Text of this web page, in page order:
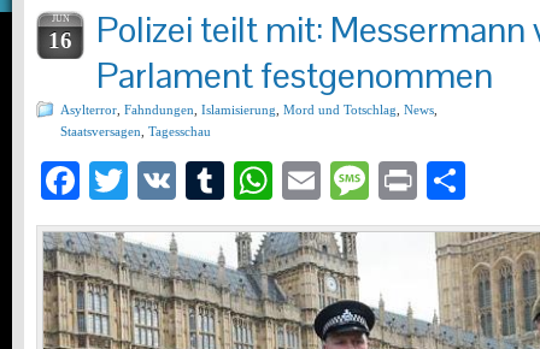
JUN
16
Polizei teilt mit:
Parlament festgenommen
Asylterror Fahndungen Islamisierung Mord und Totschlag News
Staatsversagen Tagesschau
Facebook
Twitter
VK Tumblr
WhatsApp
EmailMessage
Print